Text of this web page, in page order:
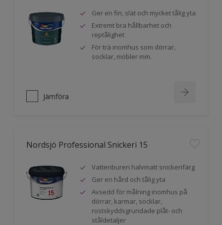
Ger en fin, slät och mycket tålig yta
Extremt bra hållbarhet och
reptålighet
För trä inomhus som dörrar,
socklar, möbler mm.
Jämföra
Nordsjö Professional Snickeri 15
Vattenburen halvmatt snickerifärg
Ger en hård och tålig yta
Avsedd för målning inomhus på
dörrar, karmar, socklar,
rostskyddsgrundade plåt- och
ståldetaljer